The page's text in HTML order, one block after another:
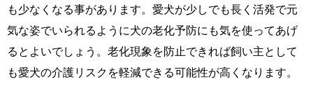
も少なくなる事があります。愛犬が少しでも長く活発で元
気な姿でいられるように犬の老化予防にも気を使ってあげ
るとよいでしょう。老化現象を防止できれば飼い主として
も愛犬の介護リスクを軽減できる可能性が高くなります。